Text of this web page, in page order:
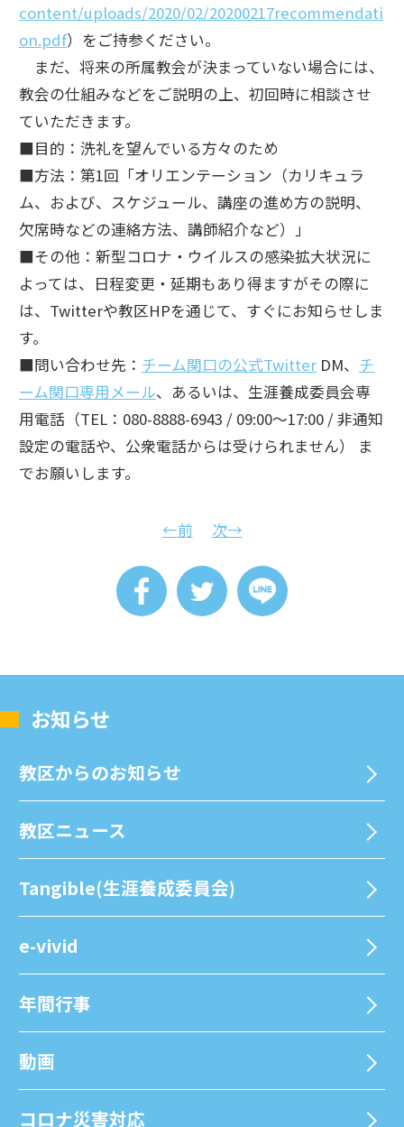
content/uploads/2020/02/20200217recommendati
on.pdf）をご持参ください。
まだ、将来の所属教会が決まっていない場合には、
教会の仕組みなどをご説明の上、初回時に相談させ
ていただきます。
■目的：洗礼を望んでいる方々のため
■方法：第1回「オリエンテーション（カリキュラ
ム、および、スケジュール、講座の進め方の説明、
欠席時などの連絡方法、講師紹介など）」
■その他：新型コロナ・ウイルスの感染拡大状況に
よっては、日程変更・延期もあり得ますがその際に
は、Twitterや教区HPを通じて、すぐにお知らせしま
す。
■問い合わせ先： チーム関口の公式Twitter DM、 チ
ーム関口専用メール、あるいは、生涯養成委員会専
用電話（TEL：080-8888-6943 / 09:00～17:00 / 非通知
設定の電話や、公衆電話からは受けられません） ま
でお願いします。
←前 次→
お知らせ
教区からのお知らせ
教区ニュース
Tangible(生涯養成委員会)
e-vivid
年間⾏事
動画
コロナ災害対応